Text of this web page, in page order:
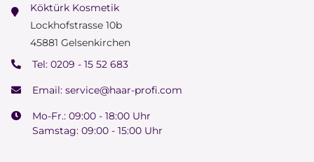
Köktürk Kosmetik
Lockhofstrasse 10b
45881 Gelsenkirchen
Tel: 0209 - 15 52 683
Email: service@haar-profi.com
Mo-Fr.: 09:00 - 18:00 Uhr
Samstag: 09:00 - 15:00 Uhr